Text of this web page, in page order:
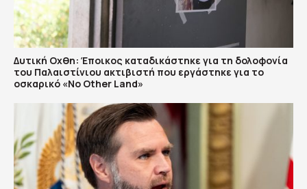
Δυτική Οχθη: Έποικος καταδικάστηκε για τη δολοφονία
του Παλαιστίνιου ακτιβιστή που εργάστηκε για το
οσκαρικό «No Other Land»